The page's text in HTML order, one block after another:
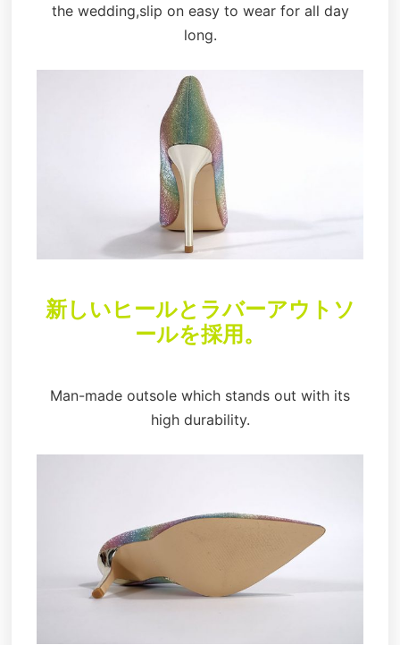
the wedding,slip on easy to wear for all day
long.
新しいヒールとラバーアウトソ
ールを採用。
Man-made outsole which stands out with its
high durability.